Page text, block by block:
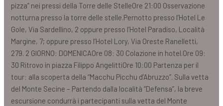
pizza” nei pressi della Torre delle StelleOre 21:00 Osservazione
notturna presso la torre delle stelle.Pernotto presso l’Hotel Le
Gole, Via Sardellino, 2 oppure presso l’Hotel Paradiso, Località
Margine, 7; oppure presso l’Hotel Lory, Via Oreste Ranelletti,
279. 2 GIORNO: DOMENICAOre 08: 30 Colazione in hotel.Ore 09:
30 Ritrovo in piazza Filippo AngelittiOre 10:00 Partenza per il
tour: alla scoperta della “Macchu Picchu d’Abruzzo”. Sulla vetta
del Monte Secine – Partendo dalla località “Defensa”, la breve
escursione condurrà i partecipanti sulla vetta del Monte